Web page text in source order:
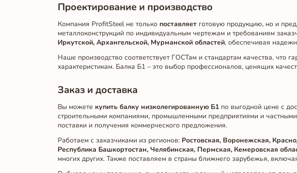
Проектирование и производство
Компания ProfitSteel не только поставляетготовую продукцию, но и
металлоконструкций по индивидуальным чертежам и требованиям
Иркутской, Архангельской, Мурманской областей, обеспечивая
Наше производство соответствует ГОСТам и стандартам качества, что
характеристикам. Балка Б1 – это выбор профессионалов, ценящих
Заказ и доставка
Вы можете купить балку низколегированную Б1по выгодной цене с
строительными компаниями, промышленными предприятиями и
поставки и получения коммерческого предложения.
Работаем с заказчиками из регионов: Ростовская, Воронежская,
Республика Башкортостан, Челябинская, Пермская, Кемеровская
многих других. Также поставляем в страны ближнего зарубежья,